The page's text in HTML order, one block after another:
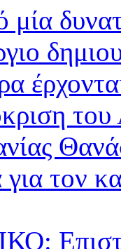
του
τον